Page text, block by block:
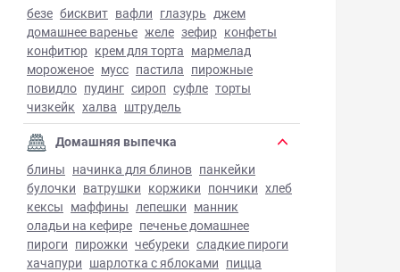
безе бисквит вафли глазурь джем
домашнее варенье желе зефир конфеты
конфитюр крем для торта мармелад
мороженое мусс пастила пирожные
повидло пудинг сироп суфле торты
чизкейк халва штрудель
Домашняя выпечка
блины начинка для блинов панкейки
булочки ватрушки коржики пончики хлеб
кексы маффины лепешки манник
оладьи на кефире печенье домашнее
пироги пирожки чебуреки сладкие пироги
хачапури шарлотка с яблоками пицца